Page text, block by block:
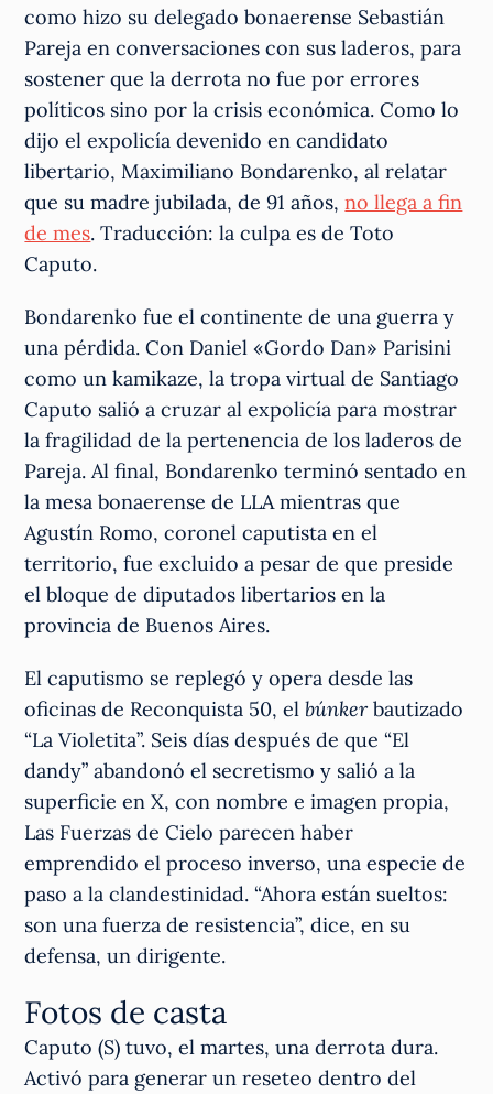
como hizo su delegado bonaerense Sebastián
Pareja en conversaciones con sus laderos, para
sostener que la derrota no fue por errores
políticos sino por la crisis económica. Como lo
dijo el expolicía devenido en candidato
libertario, Maximiliano Bondarenko, al relatar
que su madre jubilada, de 91 años,no llega a fin
de mes. Traducción: la culpa es de Toto
Caputo.
Bondarenko fue el continente de una guerra y
una pérdida. Con Daniel «Gordo Dan» Parisini
como un kamikaze, la tropa virtual de Santiago
Caputo salió a cruzar al expolicía para mostrar
la fragilidad de la pertenencia de los laderos de
Pareja. Al final, Bondarenko terminó sentado en
la mesa bonaerense de LLA mientras que
Agustín Romo, coronel caputista en el
territorio, fue excluido a pesar de que preside
el bloque de diputados libertarios en la
provincia de Buenos Aires.
El caputismo se replegó y opera desde las
oficinas de Reconquista 50, elbúnkerbautizado
“La Violetita”. Seis días después de que “El
dandy” abandonó el secretismo y salió a la
superficie en X, con nombre e imagen propia,
Las Fuerzas de Cielo parecen haber
emprendido el proceso inverso, una especie de
paso a la clandestinidad. “Ahora están sueltos:
son una fuerza de resistencia”, dice, en su
defensa, un dirigente.
Fotos de casta
Caputo (S) tuvo, el martes, una derrota dura.
Activó para generar un reseteo dentro del